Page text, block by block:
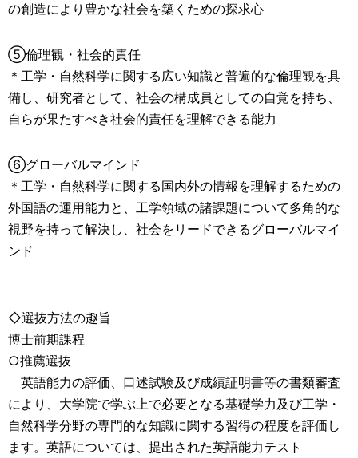
の創造により豊かな社会を築くための探求心
⑤倫理観・社会的責任
＊工学・自然科学に関する広い知識と普遍的な倫理観を具
備し、研究者として、社会の構成員としての自覚を持ち、
自らが果たすべき社会的責任を理解できる能力
⑥グローバルマインド
＊工学・自然科学に関する国内外の情報を理解するための
外国語の運用能力と、工学領域の諸課題について多角的な
視野を持って解決し、社会をリードできるグローバルマイ
ンド
◇選抜方法の趣旨
博士前期課程
○推薦選抜
英語能力の評価、口述試験及び成績証明書等の書類審査
により、大学院で学ぶ上で必要となる基礎学力及び工学・
自然科学分野の専門的な知識に関する習得の程度を評価し
ます。英語については、提出された英語能力テスト